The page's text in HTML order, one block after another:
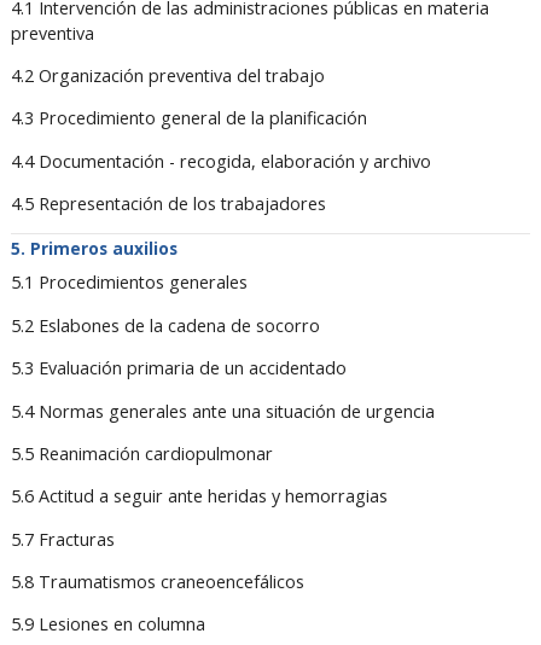
4.1 Intervención de las administraciones públicas en materia
preventiva
4.2 Organización preventiva del trabajo
4.3 Procedimiento general de la planificación
4.4 Documentación - recogida, elaboración y archivo
4.5 Representación de los trabajadores
Primeros auxilios
5.1 Procedimientos generales
5.2 Eslabones de la cadena de socorro
5.3 Evaluación primaria de un accidentado
5.4 Normas generales ante una situación de urgencia
5.5 Reanimación cardiopulmonar
5.6 Actitud a seguir ante heridas y hemorragias
5.7 Fracturas
5.8 Traumatismos craneoencefálicos
5.9 Lesiones en columna